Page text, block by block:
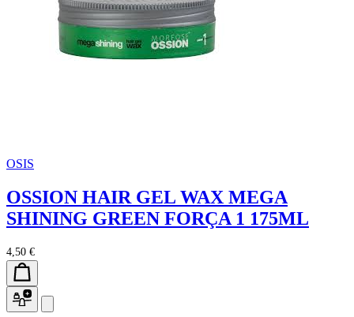
OSIS
OSSION HAIR GEL WAX MEGA
SHINING GREEN FORÇA 1 175ML
4,50 €